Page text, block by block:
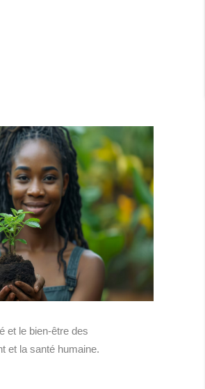
et le bien-être des
et la santé humaine.